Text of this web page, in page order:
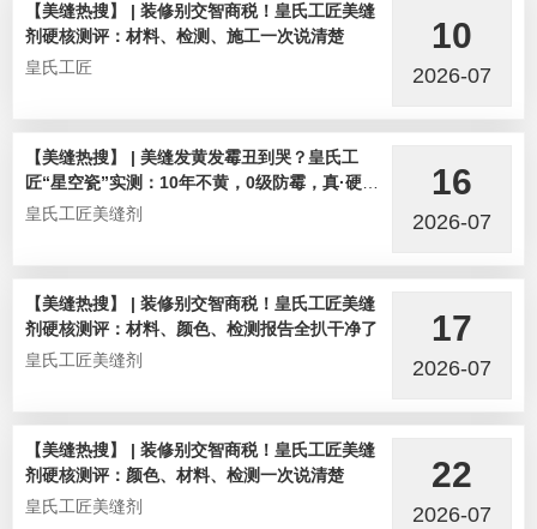
【美缝热搜】 | 装修别交智商税！皇氏工匠美缝
剂硬核测评：材料、检测、施工一次说清楚
皇氏工匠
10
2026-07
【美缝热搜】 | 美缝发黄发霉丑到哭？皇氏工
匠“星空瓷”实测：10年不黄，0级防霉，真·硬核
选手！
皇氏工匠美缝剂
16
2026-07
【美缝热搜】 | 装修别交智商税！皇氏工匠美缝
剂硬核测评：材料、颜色、检测报告全扒干净了
皇氏工匠美缝剂
17
2026-07
【美缝热搜】 | 装修别交智商税！皇氏工匠美缝
剂硬核测评：颜色、材料、检测一次说清楚
皇氏工匠美缝剂
22
2026-07